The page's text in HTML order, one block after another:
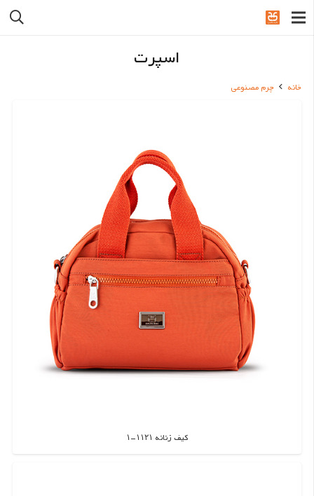
اسپرت
خانه چرم مصنوعی
کیف زنانه ۱۱۲۱-۱
اطلاعات بیشتر